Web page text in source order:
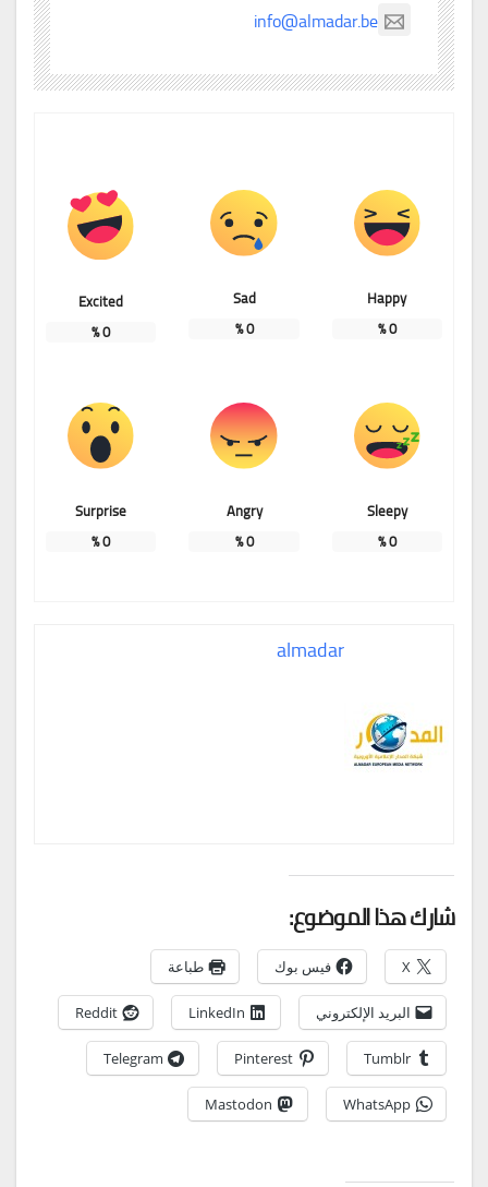
info@almadar.be
Happy
0
%
Sad
0
%
Excited
0
%
Sleepy
0
%
Angry
0
%
Surprise
0
%
almadar
شارك هذا الموضوع:
X فيس بوك طباعة
البريد الإلكتروني LinkedIn
Reddit
Tumblr
Pinterest
Telegram
WhatsApp
Mastodon